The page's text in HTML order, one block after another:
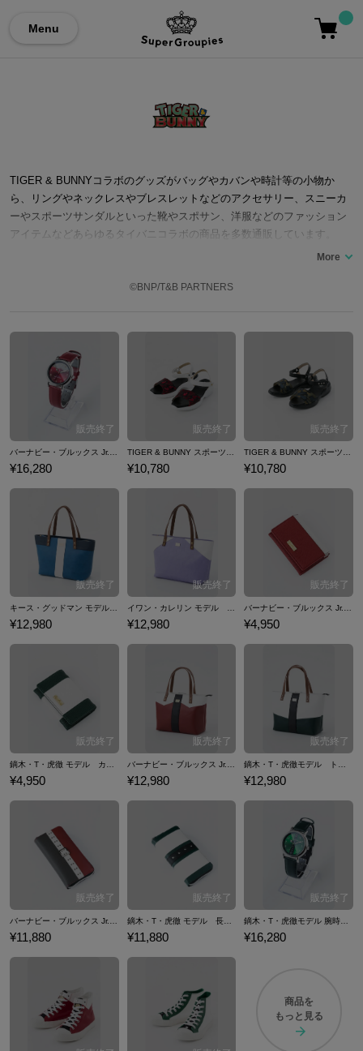
Menu
TIGER & BUNNYコラボのグッズがバッグやカバンや時計等の小物か
ら、リングやネックレスやブレスレットなどのアクセサリー、スニーカ
ーやスポーツサンダルといった靴やスポサン、洋服などのファッション
アイテムなどあらゆるタイバニコラボの商品を多数通販しています。
©BNP/T&B PARTNERS
¥16,280 ¥10,780 ¥10,780
キース・グッドマン モデル トートバッグ バッグ TIGER & BUNNY
¥12,980
イワン・カレリン モデル トートバッグ バッグ TIGER & BUNNY
¥12,980
バーナビー・ブルックス Jr.モデル カードケース 名刺入れ TIGER & BUNNY
¥4,950
¥4,950 ¥12,980 ¥12,980
¥11,880
鏑木・T・虎徹 モデル 長財布 財布 TIGER & BUNNY
¥11,880 ¥16,280
商品を
もっと見る